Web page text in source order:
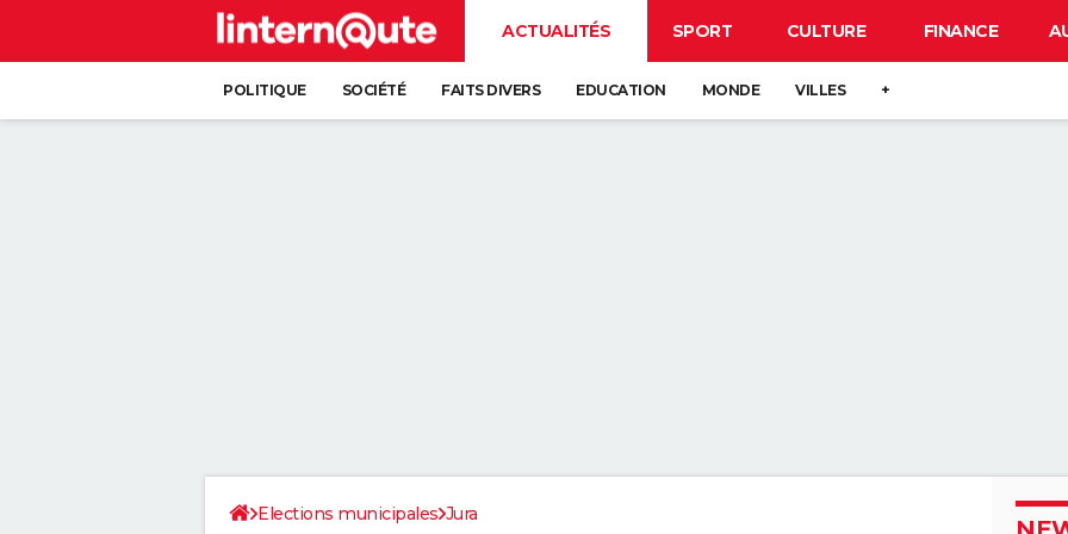
ACTUALITÉS SPORT CULTURE FINANCE
POLITIQUE SOCIÉTÉ FAITS DIVERS EDUCATION MONDE VILLES +
Elections municipales Jura